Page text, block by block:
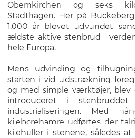
Obernkirchen og seks
Stadthagen. Her på
1.000 år blevet udvundet
ældste aktive stenbrud i
hele Europa.
Mens udvinding og
starten i vid udstrækning
og med simple værktøjer, blev
introduceret i
industrialiseringen. Med
kileborehamre udførtes der
kilehuller i stenene, således